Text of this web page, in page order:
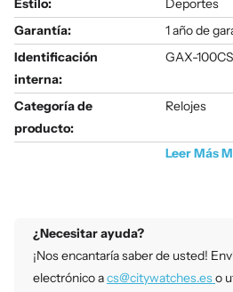
Garantía:
1 año de
Identificación
interna:
GAX-
Categoría de
producto:
Relojes
LeerMás
¿Necesitar ayuda?
¡Nos encantaría saber de usted!
electrónico acs@citywatches.eso